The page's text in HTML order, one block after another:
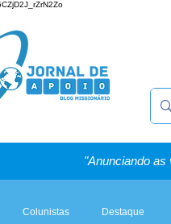
"Anunciando
Colunistas Destaque